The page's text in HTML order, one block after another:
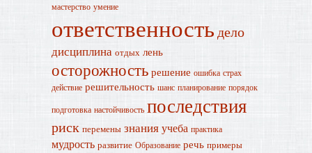
мастерство умение
ответственностьдело
дисциплина отдых лень
осторожность решение ошибка страх
действие решительность шанс планирование порядок
подготовка настойчивость последствия
риск перемены знанияучеба практика
мудрость развитие Образование речь примеры